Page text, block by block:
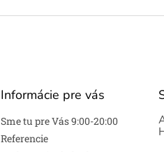
Informácie pre vás
Sme tu pre Vás 9:00-20:00
Referencie